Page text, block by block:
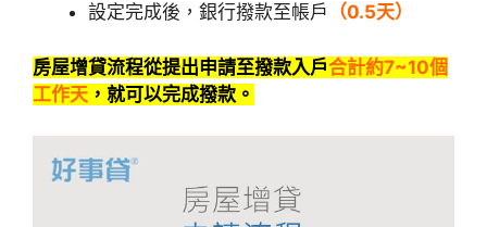
設定完成後，銀行撥款至帳戶 （0.5天）
房屋增貸流程從提出申請至撥款入戶合計約7~10個
工作天 ，就可以完成撥款。